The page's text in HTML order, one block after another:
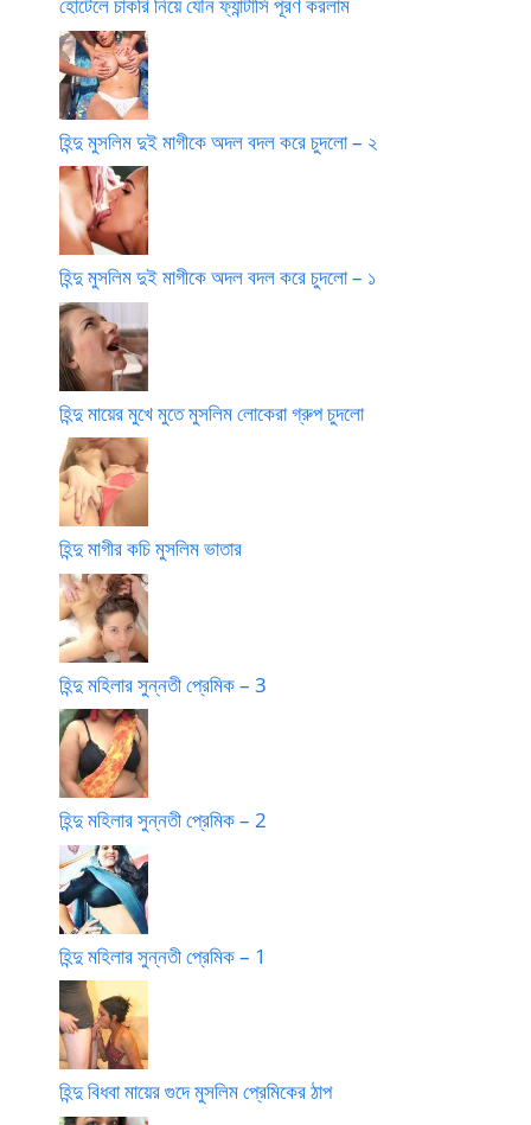
হোটেলে চাকরি নিয়ে যৌন ফ্যান্টাসি পূরণ করলাম
হিন্দু মুসলিম দুই মাগীকে অদল বদল করে চুদলো – ২
হিন্দু মুসলিম দুই মাগীকে অদল বদল করে চুদলো – ১
হিন্দু মায়ের মুখে মুতে মুসলিম লোকেরা গ্রুপ চুদলো
হিন্দু মাগীর কচি মুসলিম ভাতার
হিন্দু মহিলার সুন্নতী প্রেমিক – 3
হিন্দু মহিলার সুন্নতী প্রেমিক – 2
হিন্দু মহিলার সুন্নতী প্রেমিক – 1
হিন্দু বিধবা মায়ের গুদে মুসলিম প্রেমিকের ঠাপ